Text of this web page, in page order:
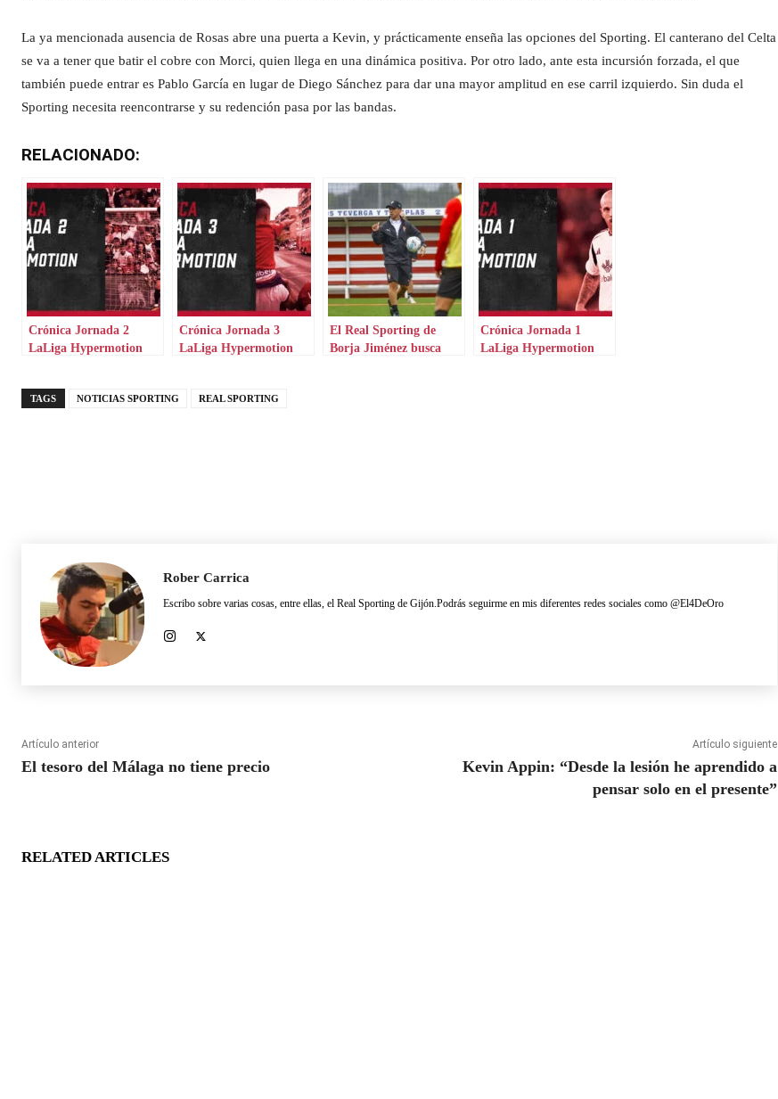
La ya mencionada ausencia de Rosas abre una puerta a Kevin, y prácticamente enseña las opciones del Sporting. El canterano del Celta
se va a tener que batir el cobre con Morci, quien llega en una dinámica positiva. Por otro lado, ante esta incursión forzada, el que
también puede entrar es Pablo García en lugar de Diego Sánchez para dar una mayor amplitud en ese carril izquierdo. Sin duda el
Sporting necesita reencontrarse y su redención pasa por las bandas.
RELACIONADO:
Crónica Jornada 2
LaLiga Hypermotion
Crónica Jornada 3
LaLiga Hypermotion
El Real Sporting de
Borja Jiménez busca
Crónica Jornada 1
LaLiga Hypermotion
TAGS NOTICIAS SPORTING REAL SPORTING
Rober Carrica
Escribo sobre varias cosas, entre ellas, el Real Sporting de Gijón.Podrás seguirme en mis diferentes redes sociales como @El4DeOro
Artículo anterior
El tesoro del Málaga no tiene precio
Artículo siguiente
Kevin Appin: “Desde la lesión he aprendido a
pensar solo en el presente”
RELATED ARTICLES